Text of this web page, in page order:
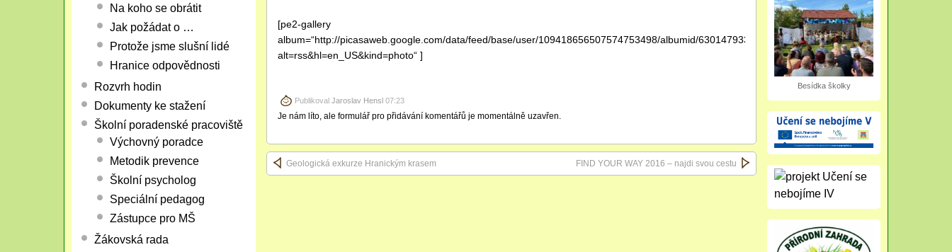
[pe2-gallery
album=“http://picasaweb.google.com/data/feed/base/user/109418656507574753498/albumid/6301479332340543073?
alt=rss&hl=en_US&kind=photo“ ]
Publikoval Jaroslav Hensl07:23
Je nám líto, ale formulář pro přidávání komentářů je momentálně uzavřen.
Geologická exkurze Hranickým krasem FIND YOUR WAY 2016 – najdi svou cestu
Na koho se obrátit
Jak požádat o …
Protože jsme slušní lidé
Hranice odpovědnosti
Rozvrh hodin
Dokumenty ke stažení
Školní poradenské pracoviště
Výchovný poradce
Metodik prevence
Školní psycholog
Speciální pedagog
Zástupce pro MŠ
Žákovská rada
Besídka školky